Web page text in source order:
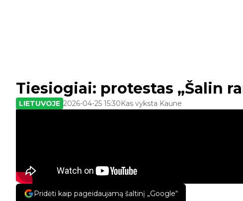
Tiesiogiai: protestas „Šalin
LIETUVOJE 2026-04-25 15:30Kas vyksta Kaune
Pridėti kaip pageidaujamą šaltinį „Google“